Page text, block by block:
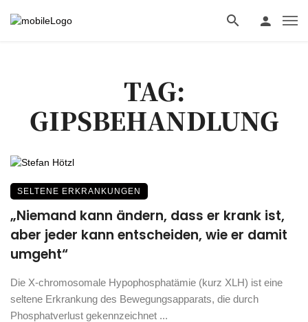
TAG:
GIPSBEHANDLUNG
SELTENE ERKRANKUNGEN
„Niemand kann ändern, dass er krank ist,
aber jeder kann entscheiden, wie er damit
umgeht“
Die X-chromosomale Hypophosphatämie (kurz XLH) ist eine
seltene Erkrankung des Bewegungsapparats, die durch
Phosphatverlust gekennzeichnet ...